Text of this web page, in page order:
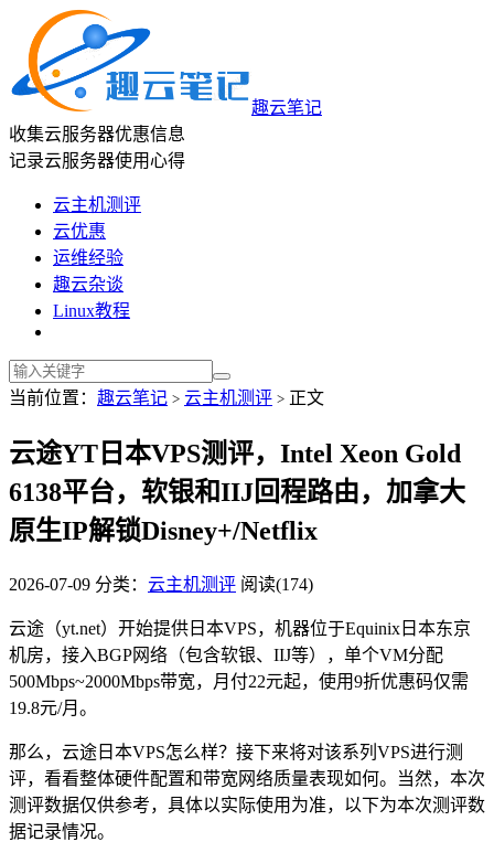
趣云笔记
收集云服务器优惠信息
记录云服务器使用心得
云主机测评
云优惠
运维经验
趣云杂谈
Linux教程
当前位置： 趣云笔记 > 云主机测评 > 正文
云途YT日本VPS测评，Intel Xeon Gold
6138平台，软银和IIJ回程路由，加拿大
原生IP解锁Disney+/Netflix
2026-07-09 分类： 云主机测评 阅读(174)
云途（yt.net）开始提供日本VPS，机器位于Equinix日本东京
机房，接入BGP网络（包含软银、IIJ等），单个VM分配
500Mbps~2000Mbps带宽，月付22元起，使用9折优惠码仅需
19.8元/月。
那么，云途日本VPS怎么样？接下来将对该系列VPS进行测
评，看看整体硬件配置和带宽网络质量表现如何。当然，本次
测评数据仅供参考，具体以实际使用为准，以下为本次测评数
据记录情况。